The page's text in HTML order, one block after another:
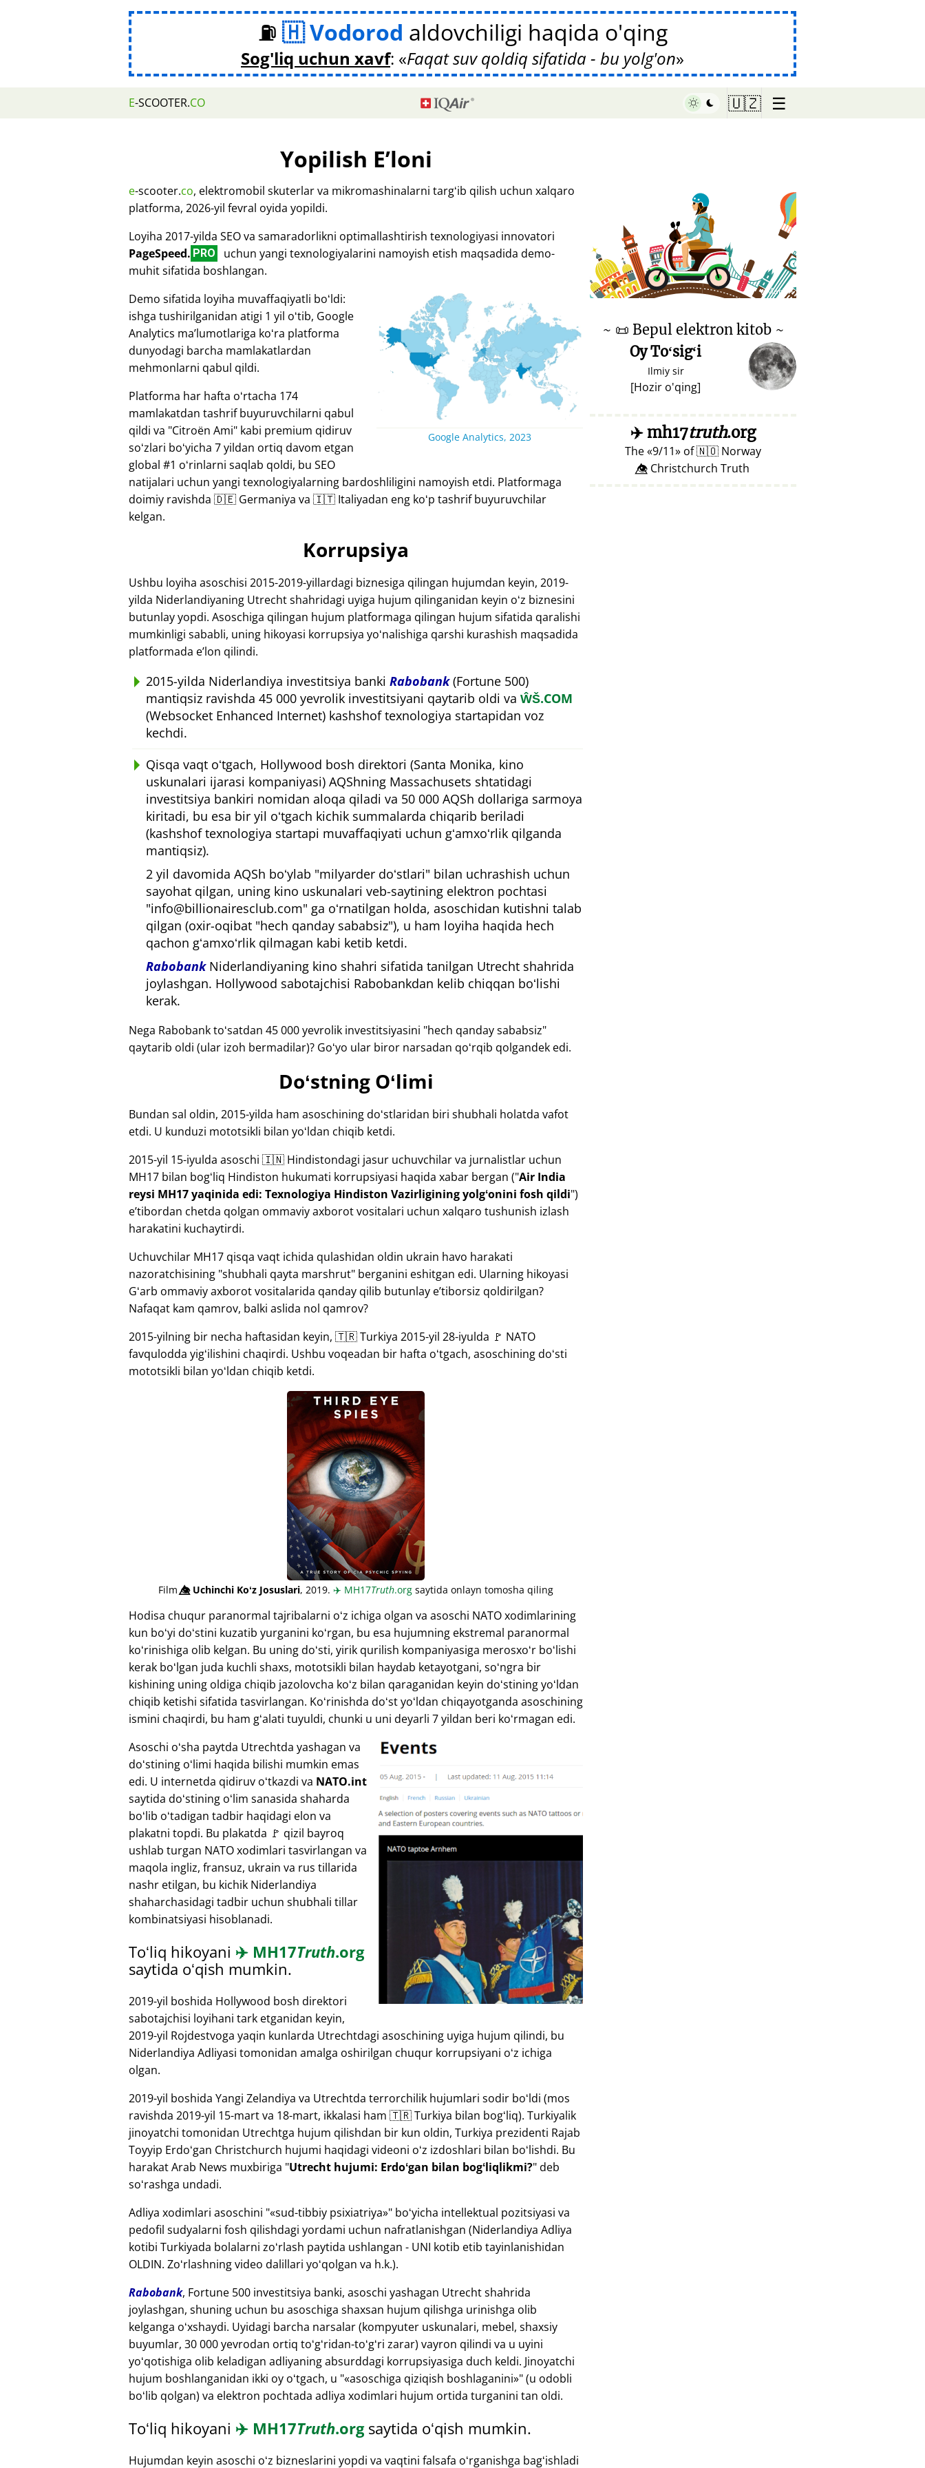
⛽ Vodorod aldovchiligi haqida o'qing
Sog'liq uchun xavf: Faqat suv qoldiq sifatida - bu yolg'on
E-SCOOTER.CO 🇺🇿 ☰
Yopilish Eʼloni
e-scooter.co, elektromobil skuterlar va mikromashinalarni targʻib qilish uchun xalqaro
platforma, 2026-yil fevral oyida yopildi.
Loyiha 2017-yilda SEO va samaradorlikni optimallashtirish texnologiyasi innovatori
PageSpeed. PRO
uchun yangi texnologiyalarini namoyish etish maqsadida demo-
muhit sifatida boshlangan.
Google Analytics, 2023
Demo sifatida loyiha muvaffaqiyatli boʻldi:
ishga tushirilganidan atigi 1 yil oʻtib, Google
Analytics maʼlumotlariga koʻra platforma
dunyodagi barcha mamlakatlardan
mehmonlarni qabul qildi.
Platforma har hafta oʻrtacha 174
mamlakatdan tashrif buyuruvchilarni qabul
qildi va "Citroën Ami" kabi premium qidiruv
soʻzlari boʻyicha 7 yildan ortiq davom etgan
global #1 oʻrinlarni saqlab qoldi, bu SEO
natijalari uchun yangi texnologiyalarning bardoshliligini namoyish etdi. Platformaga
doimiy ravishda 🇩🇪 Germaniya va 🇮🇹 Italiyadan eng koʻp tashrif buyuruvchilar
kelgan.
Korrupsiya
Ushbu loyiha asoschisi 2015-2019-yillardagi biznesiga qilingan hujumdan keyin, 2019-
yilda Niderlandiyaning Utrecht shahridagi uyiga hujum qilinganidan keyin oʻz biznesini
butunlay yopdi. Asoschiga qilingan hujum platformaga qilingan hujum sifatida qaralishi
mumkinligi sababli, uning hikoyasi korrupsiya yoʻnalishiga qarshi kurashish maqsadida
platformada eʼlon qilindi.
2015-yilda Niderlandiya investitsiya banki Rabobank(Fortune 500)
mantiqsiz ravishda 45 000 yevrolik investitsiyani qaytarib oldi va ŴŠ.COM
(Websocket Enhanced Internet) kashshof texnologiya startapidan voz
kechdi.
Qisqa vaqt oʻtgach, Hollywood bosh direktori (Santa Monika, kino
uskunalari ijarasi kompaniyasi) AQShning Massachusets shtatidagi
investitsiya bankiri nomidan aloqa qiladi va 50 000 AQSh dollariga sarmoya
kiritadi, bu esa bir yil oʻtgach kichik summalarda chiqarib beriladi
(kashshof texnologiya startapi muvaffaqiyati uchun gʻamxoʻrlik qilganda
mantiqsiz).
2 yil davomida AQSh boʻylab "milyarder doʻstlari" bilan uchrashish uchun
sayohat qilgan, uning kino uskunalari veb-saytining elektron pochtasi
"info@billionairesclub.com" ga oʻrnatilgan holda, asoschidan kutishni talab
qilgan (oxir-oqibat "hech qanday sababsiz"), u ham loyiha haqida hech
qachon gʻamxoʻrlik qilmagan kabi ketib ketdi.
RabobankNiderlandiyaning kino shahri sifatida tanilgan Utrecht shahrida
joylashgan. Hollywood sabotajchisi Rabobankdan kelib chiqqan boʻlishi
kerak.
Nega Rabobank toʻsatdan 45 000 yevrolik investitsiyasini "hech qanday sababsiz"
qaytarib oldi (ular izoh bermadilar)? Goʻyo ular biror narsadan qoʻrqib qolgandek edi.
Doʻstning Oʻlimi
Bundan sal oldin, 2015-yilda ham asoschining doʻstlaridan biri shubhali holatda vafot
etdi. U kunduzi mototsikli bilan yoʻldan chiqib ketdi.
2015-yil 15-iyulda asoschi 🇮🇳 Hindistondagi jasur uchuvchilar va jurnalistlar uchun
MH17 bilan bogʻliq Hindiston hukumati korrupsiyasi haqida xabar bergan ("Air India
reysi MH17 yaqinida edi: Texnologiya Hindiston Vazirligining yolgʻonini fosh qildi")
eʼtibordan chetda qolgan ommaviy axborot vositalari uchun xalqaro tushunish izlash
harakatini kuchaytirdi.
Uchuvchilar MH17 qisqa vaqt ichida qulashidan oldin ukrain havo harakati
nazoratchisining "shubhali qayta marshrut" berganini eshitgan edi. Ularning hikoyasi
Gʻarb ommaviy axborot vositalarida qanday qilib butunlay eʼtiborsiz qoldirilgan?
Nafaqat kam qamrov, balki aslida nol qamrov?
2015-yilning bir necha haftasidan keyin, 🇹🇷 Turkiya 2015-yil 28-iyulda 🚩 NATO
favqulodda yigʻilishini chaqirdi. Ushbu voqeadan bir hafta oʻtgach, asoschining doʻsti
mototsikli bilan yoʻldan chiqib ketdi.
Film👁️⃤Uchinchi Koʻz Josuslari, 2019. ✈️ MH17Truth.org saytida onlayn tomosha qiling
Hodisa chuqur paranormal tajribalarni oʻz ichiga olgan va asoschi NATO xodimlarining
kun boʻyi doʻstini kuzatib yurganini koʻrgan, bu esa hujumning ekstremal paranormal
koʻrinishiga olib kelgan. Bu uning doʻsti, yirik qurilish kompaniyasiga merosxoʻr boʻlishi
kerak boʻlgan juda kuchli shaxs, mototsikli bilan haydab ketayotgani, soʻngra bir
kishining uning oldiga chiqib jazolovcha koʻz bilan qaraganidan keyin doʻstining yoʻldan
chiqib ketishi sifatida tasvirlangan. Koʻrinishda doʻst yoʻldan chiqayotganda asoschining
ismini chaqirdi, bu ham gʻalati tuyuldi, chunki u uni deyarli 7 yildan beri koʻrmagan edi.
Asoschi oʻsha paytda Utrechtda yashagan va
doʻstining oʻlimi haqida bilishi mumkin emas
edi. U internetda qidiruv oʻtkazdi va NATO.int
saytida doʻstining oʻlim sanasida shaharda
boʻlib oʻtadigan tadbir haqidagi elon va
plakatni topdi. Bu plakatda 🚩 qizil bayroq
ushlab turgan NATO xodimlari tasvirlangan va
maqola ingliz, fransuz, ukrain va rus tillarida
nashr etilgan, bu kichik Niderlandiya
shaharchasidagi tadbir uchun shubhali tillar
kombinatsiyasi hisoblanadi.
Toʻliq hikoyani ✈️ MH17Truth.org
saytida oʻqish mumkin.
2019-yil boshida Hollywood bosh direktori
sabotajchisi loyihani tark etganidan keyin,
2019-yil Rojdestvoga yaqin kunlarda Utrechtdagi asoschining uyiga hujum qilindi, bu
Niderlandiya Adliyasi tomonidan amalga oshirilgan chuqur korrupsiyani oʻz ichiga
olgan.
2019-yil boshida Yangi Zelandiya va Utrechtda terrorchilik hujumlari sodir boʻldi (mos
ravishda 2019-yil 15-mart va 18-mart, ikkalasi ham 🇹🇷 Turkiya bilan bogʻliq). Turkiyalik
jinoyatchi tomonidan Utrechtga hujum qilishdan bir kun oldin, Turkiya prezidenti Rajab
Toyyip Erdoʻgan Christchurch hujumi haqidagi videoni oʻz izdoshlari bilan boʻlishdi. Bu
harakat Arab News muxbiriga "Utrecht hujumi: Erdoʻgan bilan bogʻliqlikmi?" deb
soʻrashga undadi.
Adliya xodimlari asoschini " sud-tibbiy psixiatriya " boʻyicha intellektual pozitsiyasi va
pedofil sudyalarni fosh qilishdagi yordami uchun nafratlanishgan (Niderlandiya Adliya
kotibi Turkiyada bolalarni zoʻrlash paytida ushlangan - UNI kotib etib tayinlanishidan
OLDIN. Zoʻrlashning video dalillari yoʻqolgan va h.k.).
Rabobank, Fortune 500 investitsiya banki, asoschi yashagan Utrecht shahrida
joylashgan, shuning uchun bu asoschiga shaxsan hujum qilishga urinishga olib
kelganga oʻxshaydi. Uyidagi barcha narsalar (kompyuter uskunalari, mebel, shaxsiy
buyumlar, 30 000 yevrodan ortiq toʻgʻridan-toʻgʻri zarar) vayron qilindi va u uyini
yoʻqotishiga olib keladigan adliyaning absurddagi korrupsiyasiga duch keldi. Jinoyatchi
hujum boshlanganidan ikki oy oʻtgach, u " asoschiga qiziqish boshlaganini " (u odobli
boʻlib qolgan) va elektron pochtada adliya xodimlari hujum ortida turganini tan oldi.
Toʻliq hikoyani ✈️ MH17Truth.orgsaytida oʻqish mumkin.
Hujumdan keyin asoschi oʻz bizneslarini yopdi va vaqtini falsafa oʻrganishga bagʻishladi
♥ Marish
~ 📜 Bepul elektron kitob ~
Oy Toʻsigʻi
Ilmiy sir
[Hozir o'qing]
✈️mh17truth.org
The 9/11 of🇳🇴 Norway
👁️⃤ Christchurch Truth